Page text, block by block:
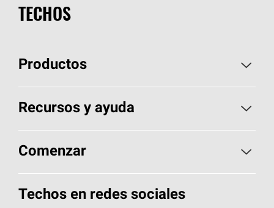
TECHOS
Productos
Elija sus tejas
Encuentre un contratista
Componentes para techos
Recursos y ayuda
Aspectos básicos sobre techos
Herramientas de diseño y color
Comenzar
Llame al 1-800-GET-PINK®
Techos en redes sociales